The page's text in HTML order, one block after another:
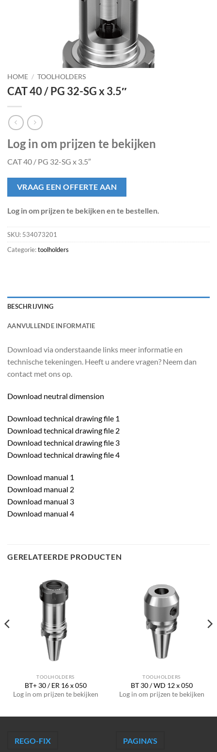
HOME / TOOLHOLDERS
CAT 40 / PG 32-SG x 3.5″
Log in om prijzen te bekijken
CAT 40 / PG 32-SG x 3.5″
VRAAG EEN OFFERTE AAN
Log in om prijzen te bekijken en te bestellen.
SKU: 534073201
Categorie:toolholders
BESCHRIJVING
AANVULLENDE INFORMATIE
Download via onderstaande links meer informatie en
technische tekeningen. Heeft u andere vragen? Neem dan
contact met ons op.
Download neutral dimension
Download technical drawing file 1
Download technical drawing file 2
Download technical drawing file 3
Download technical drawing file 4
Download manual 1
Download manual 2
Download manual 3
Download manual 4
GERELATEERDE PRODUCTEN
TOOLHOLDERS
BT+ 30 / ER 16 x 050
Log in om prijzen te bekijken
TOOLHOLDERS
BT 30 / WD 12 x 050
Log in om prijzen te bekijken
REGO-FIX PAGINA'S